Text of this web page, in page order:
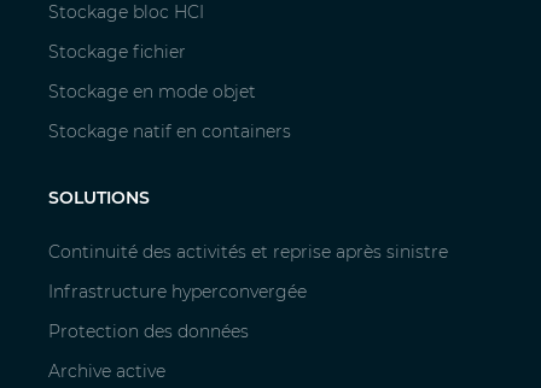
Stockage bloc HCI
Stockage fichier
Stockage en mode objet
Stockage natif en containers
SOLUTIONS
Continuité des activités et reprise après sinistre
Infrastructure hyperconvergée
Protection des données
Archive active